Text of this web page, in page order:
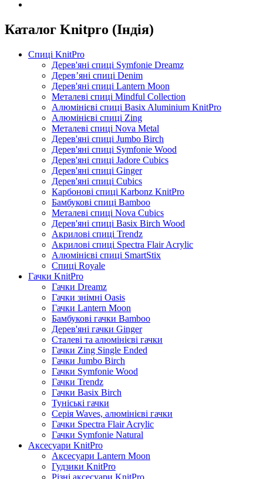
Каталог Knitpro (Індія)
Спиці KnitPro
Дерев'яні спиці Symfonie Dreamz
Дерев’яні спиці Denim
Дерев'яні спиці Lantern Moon
Металеві спиці Mindful Collection
Алюмінієві спиці Basix Aluminium KnitPro
Алюмінієві спиці Zing
Металеві спиці Nova Metal
Дерев'яні спиці Jumbo Birch
Дерев'яні спиці Symfonie Wood
Дерев'яні спиці Jadore Cubics
Дерев'яні спиці Ginger
Дерев'яні спиці Cubics
Карбонові спиці Karbonz KnitPro
Бамбукові спиці Bamboo
Металеві спиці Nova Cubics
Дерев'яні спиці Basix Birch Wood
Акрилові спиці Trendz
Акрилові спиці Spectra Flair Acrylic
Алюмінієві спиці SmartStix
Спиці Royale
Гачки KnitPro
Гачки Dreamz
Гачки знімні Oasis
Гачки Lantern Moon
Бамбукові гачки Bamboo
Дерев'яні гачки Ginger
Сталеві та алюмінієві гачки
Гачки Zing Single Ended
Гачки Jumbo Birch
Гачки Symfonie Wood
Гачки Trendz
Гачки Basix Birch
Туніські гачки
Серія Waves, алюмінієві гачки
Гачки Spectra Flair Acrylic
Гачки Symfonie Natural
Аксесуари KnitPro
Аксесуари Lantern Moon
Гудзики KnitPro
Різні аксесуари KnitPro